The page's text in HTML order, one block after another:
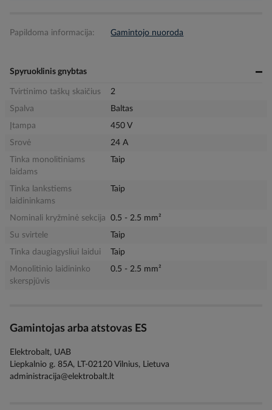
Papildoma informacija: Gamintojo nuoroda
Spyruoklinis gnybtas
Tvirtinimo taškų skaičius
2
Spalva
Baltas
Įtampa
450 V
Srovė
24 A
Tinka monolitiniams
laidams
Taip
Tinka lankstiems
laidininkams
Taip
Nominali kryžminė sekcija
0.5 - 2.5 mm²
Su svirtele
Taip
Tinka daugiagysliui laidui
Taip
Monolitinio laidininko
skerspjūvis
0.5 - 2.5 mm²
Gamintojas arba atstovas ES
Elektrobalt, UAB
Liepkalnio g. 85A, LT-02120 Vilnius, Lietuva
administracija@elektrobalt.lt